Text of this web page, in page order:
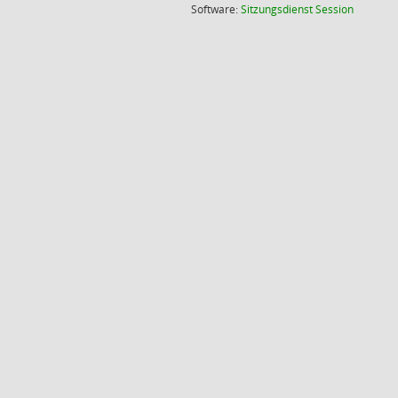
Software:SitzungsdienstSession(Wird in